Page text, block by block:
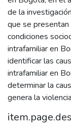
de la
que se presentan
condiciones
intrafamiliar en
identificar las
intrafamiliar en
determinar la
genera la